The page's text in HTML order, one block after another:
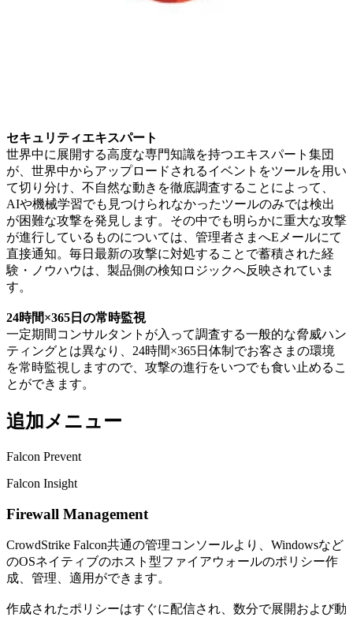
セキュリティエキスパート
世界中に展開する高度な専門知識を持つエキスパート集団
が、世界中からアップロードされるイベントをツールを用い
て切り分け、不自然な動きを徹底調査することによって、
AIや機械学習でも見つけられなかったツールのみでは検出
が困難な攻撃を発見します。その中でも明らかに重大な攻撃
が進行しているものについては、管理者さまへEメールにて
直接通知。毎日最新の攻撃に対処することで蓄積された経
験・ノウハウは、製品側の検知ロジックへ反映されていま
す。
24時間×365日の常時監視
一定期間コンサルタントが入って調査する一般的な脅威ハン
ティングとは異なり、24時間×365日体制でお客さまの環境
を常時監視しますので、攻撃の進行をいつでも食い止めるこ
とができます。
追加メニュー
Falcon Prevent
Falcon Insight
Firewall Management
CrowdStrike Falcon共通の管理コンソールより、Windowsなど
のOSネイティブのホスト型ファイアウォールのポリシー作
成、管理、適⽤ができます。
作成されたポリシーはすぐに配信され、数分で展開および動